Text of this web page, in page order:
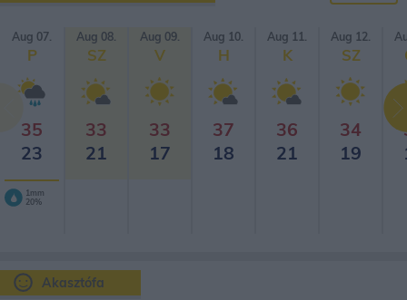
Aug 07.
P
35
23
1mm
20%
Aug 08.
SZ
33
21
Aug 09.
V
33
17
Aug 10.
H
37
18
Aug 11.
K
36
21
Aug 12.
SZ
34
19
Akasztófa